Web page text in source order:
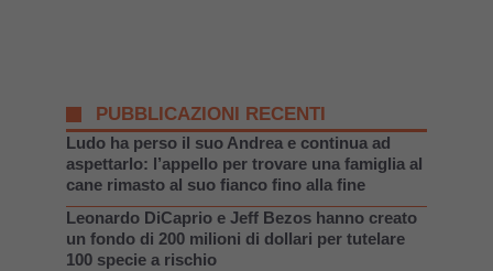
PUBBLICAZIONI RECENTI
Ludo ha perso il suo Andrea e continua ad
aspettarlo: l’appello per trovare una famiglia al
cane rimasto al suo fianco fino alla fine
Leonardo DiCaprio e Jeff Bezos hanno creato
un fondo di 200 milioni di dollari per tutelare
100 specie a rischio